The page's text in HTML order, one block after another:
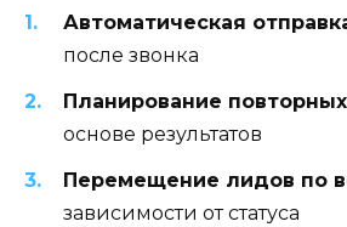
Автоматическая
после звонка
Планирование
основе результатов
Перемещение лидов по
зависимости от статуса